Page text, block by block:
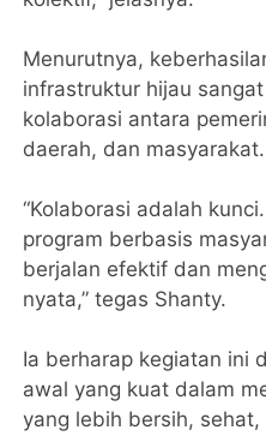
Menurutnya,
infrastruktur hijau
kolaborasi antara
daerah, dan masyarakat.
“Kolaborasi adalah
program berbasis
berjalan efektif dan
nyata,” tegas Shanty.
Ia berharap kegiatan ini
awal yang kuat dalam
yang lebih bersih,